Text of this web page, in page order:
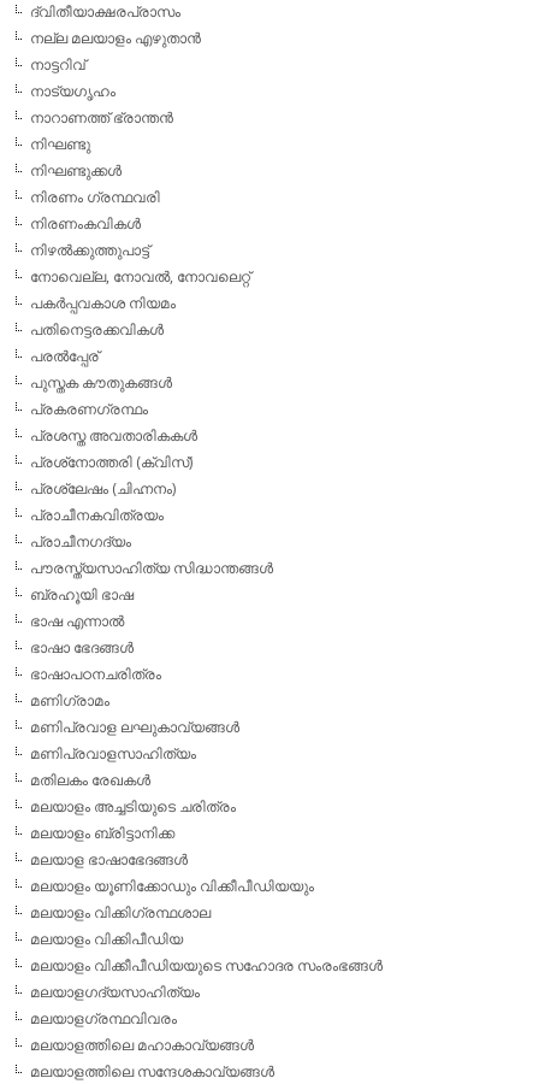
ദ്വിതീയാക്ഷരപ്രാസം
നല്ല മലയാളം എഴുതാന്‍
നാട്ടറിവ്
നാട്യഗൃഹം
നാറാണത്ത് ഭ്രാന്തന്‍
നിഘണ്ടു
നിഘണ്ടുക്കള്‍
നിരണം ഗ്രന്ഥവരി
നിരണംകവികള്‍
നിഴല്‍ക്കുത്തുപാട്ട്
നോവെല്ല, നോവല്‍, നോവലെറ്റ്
പകര്‍പ്പവകാശ നിയമം
പതിനെട്ടരക്കവികള്‍
പരല്‍പ്പേര്
പുസ്തക കൗതുകങ്ങള്‍
പ്രകരണഗ്രന്ഥം
പ്രശസ്ത അവതാരികകള്‍
പ്രശ്‌നോത്തരി (ക്വിസ്)
പ്രശ്ലേഷം (ചിഹ്നനം)
പ്രാചീനകവിത്രയം
പ്രാചീനഗദ്യം
പൗരസ്ത്യസാഹിത്യ സിദ്ധാന്തങ്ങള്‍
ബ്രഹൂയി ഭാഷ
ഭാഷ എന്നാല്‍
ഭാഷാ ഭേദങ്ങള്‍
ഭാഷാപഠനചരിത്രം
മണിഗ്രാമം
മണിപ്രവാള ലഘുകാവ്യങ്ങള്‍
മണിപ്രവാളസാഹിത്യം
മതിലകം രേഖകള്‍
മലയാളം അച്ചടിയുടെ ചരിത്രം
മലയാളം ബ്രിട്ടാനിക്ക
മലയാള ഭാഷാഭേദങ്ങള്‍
മലയാളം യൂണിക്കോഡും വിക്കീപീഡിയയും
മലയാളം വിക്കിഗ്രന്ഥശാല
മലയാളം വിക്കിപീഡിയ
മലയാളം വിക്കീപീഡിയയുടെ സഹോദര സംരംഭങ്ങള്‍
മലയാളഗദ്യസാഹിത്യം
മലയാളഗ്രന്ഥവിവരം
മലയാളത്തിലെ മഹാകാവ്യങ്ങള്‍
മലയാളത്തിലെ സന്ദേശകാവ്യങ്ങള്‍